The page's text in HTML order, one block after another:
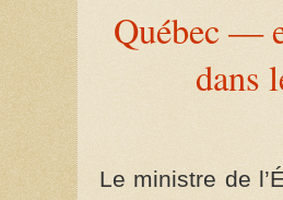
Québec —
dans
Le ministre de